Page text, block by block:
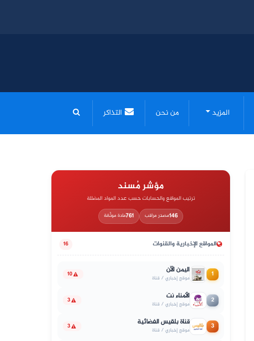
المزيد من نحن التذاكر
مؤشر مُسند
ترتيب المواقع والحسابات حسب عدد المواد المضللة
146مصدر مراقب 761مادة موثّقة
المواقع الإخبارية والقنوات 16
1 اليمن الآن
موقع إخباري / قناة 10
2 الأمناء نت
موقع إخباري / قناة 3
3 قناة بلقيس الفضائية
موقع إخباري / قناة 3